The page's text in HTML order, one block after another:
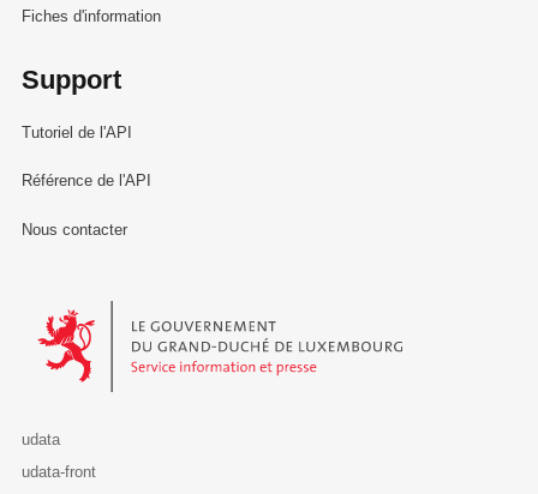
Fiches d'information
Support
Tutoriel de l'API
Référence de l'API
Nous contacter
Le Gouvernement du Grand-Duché de Luxembourg - Service
udata
udata-front